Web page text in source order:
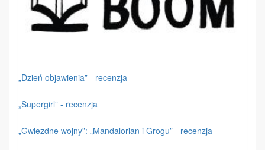
„Dzień objawienia” - recenzja
„Supergirl” - recenzja
„Gwiezdne wojny”: „Mandalorian i Grogu” - recenzja